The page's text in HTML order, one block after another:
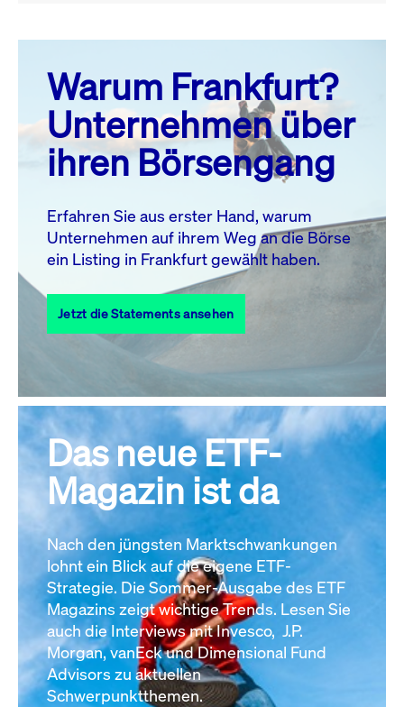
August 26
MO. DI. MI. DO. FR. SA. SO.
1
2
3
4 5 6 7 8
10 11 13 14
17
18 19 20 21 22
23
27 28
31
Alle Events
Warum Frankfurt?
Unternehmen über
ihren Börsengang
Erfahren Sie aus erster Hand, warum
Unternehmen auf ihrem Weg an die Börse
ein Listing in Frankfurt gewählt haben.
Jetzt die Statements ansehen
Das neue ETF-
Magazin ist da
Nach den jüngsten Marktschwankungen
lohnt ein Blick auf die eigene ETF-
Strategie. Die Sommer-Ausgabe des ETF
Magazins zeigt wichtige Trends. Lesen Sie
auch die Interviews mit Invesco, J.P.
Morgan, vanEck und Dimensional Fund
Advisors zu aktuellen
Schwerpunktthemen.